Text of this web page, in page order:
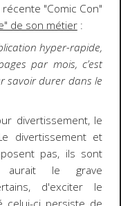
"Comic Con"
de son métier:
hyper-rapide,
par mois, c’est
savoir durer dans le
divertissement, le
divertissement et
pas, ils sont
aurait le grave
d'exciter le